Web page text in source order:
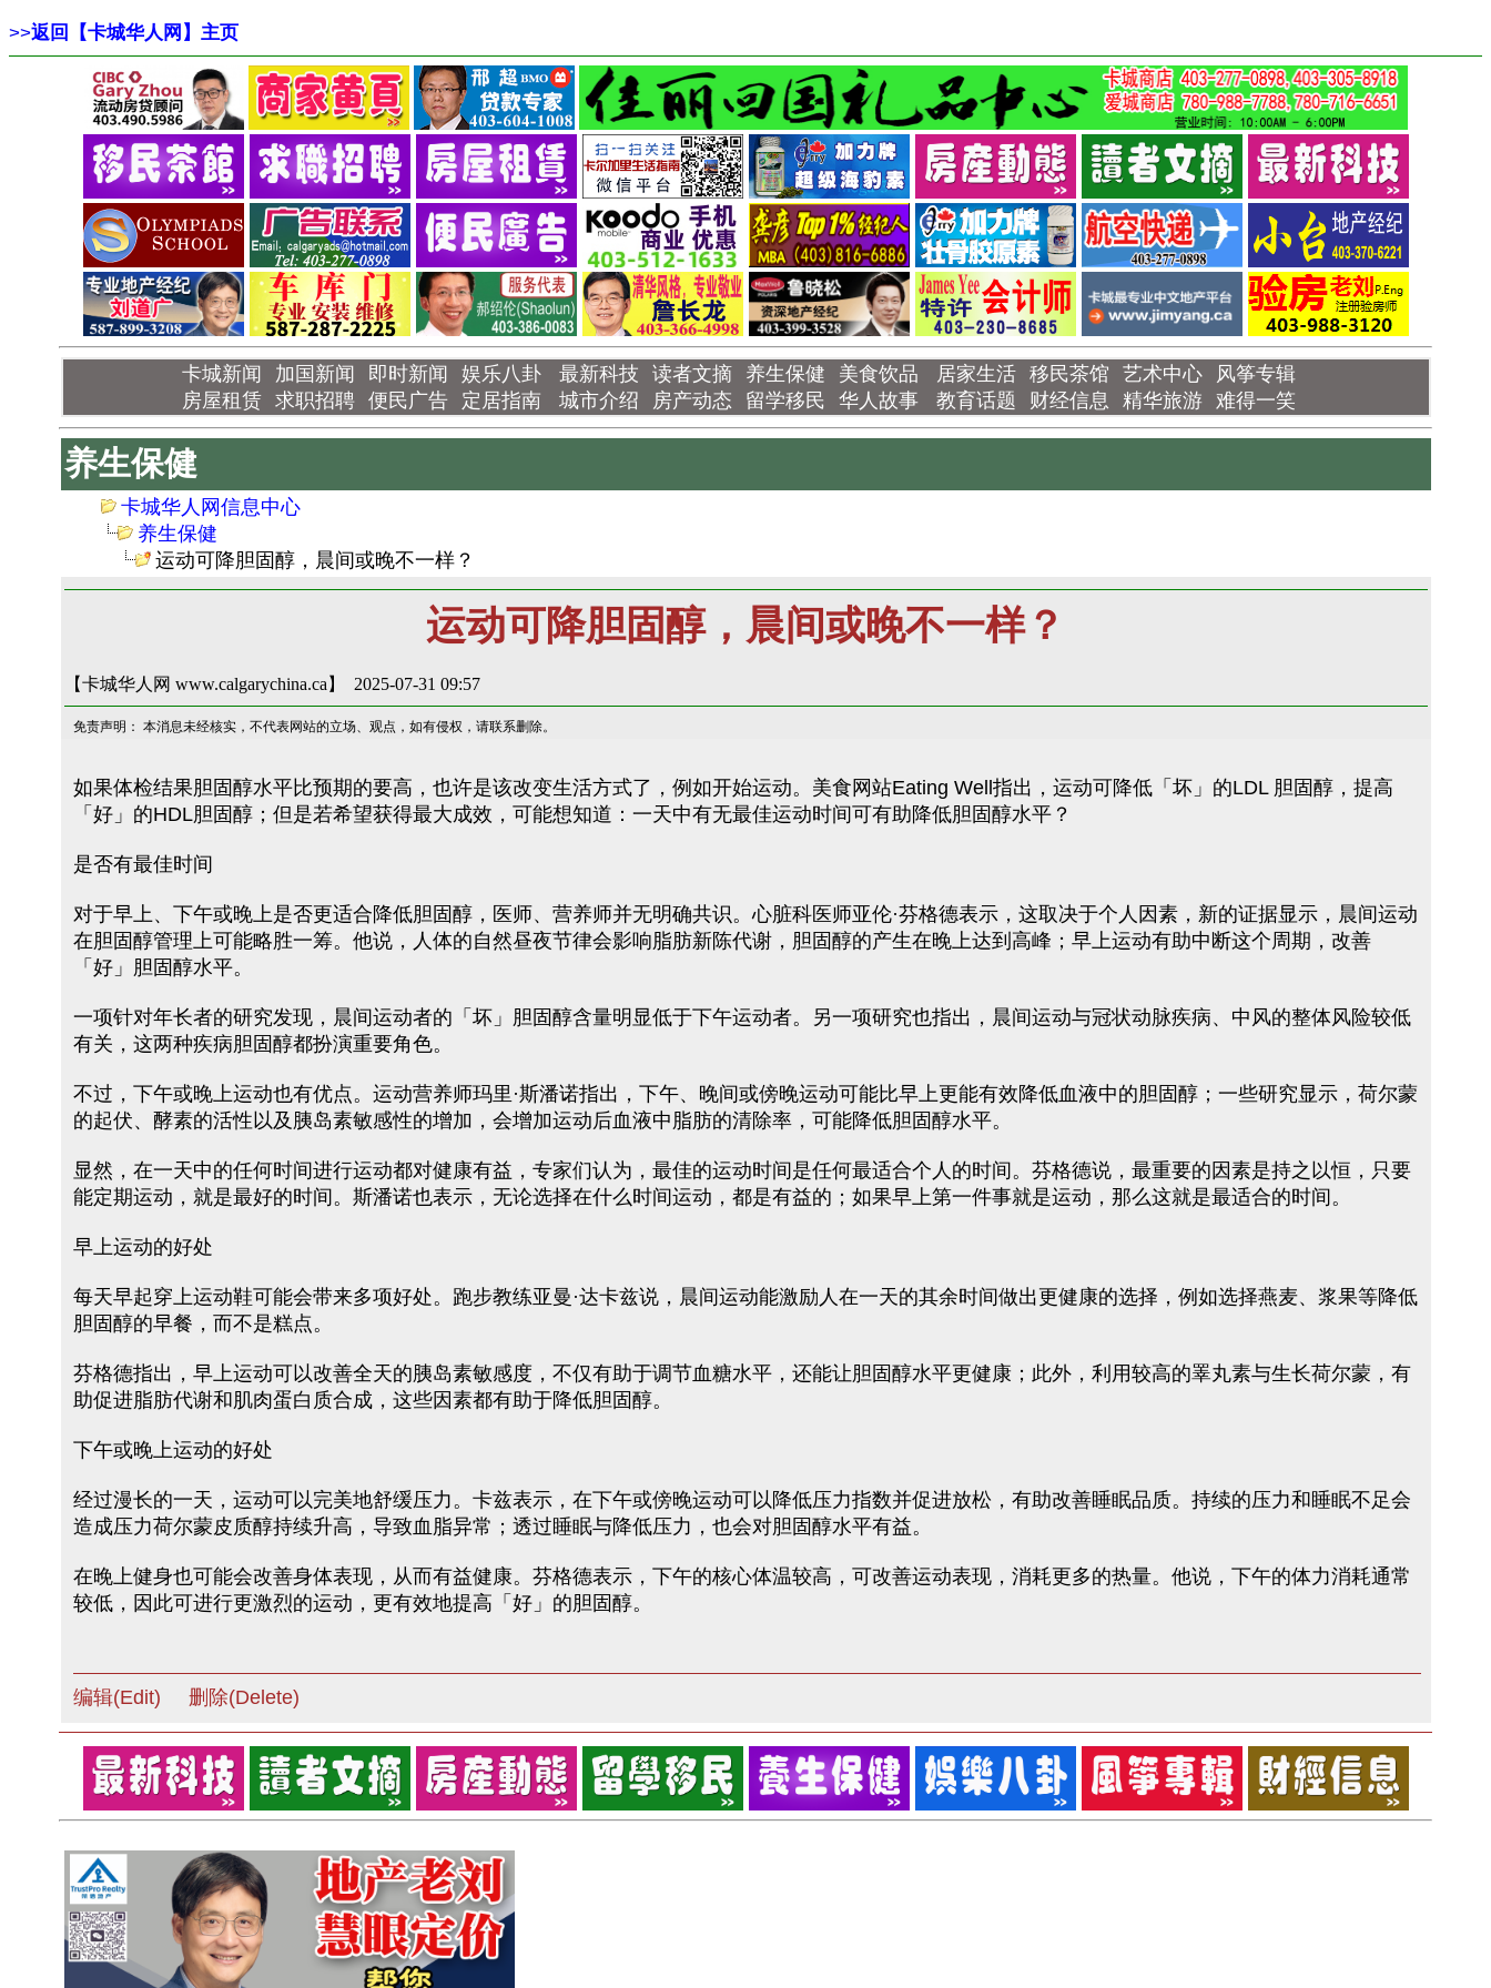
>>返回【卡城华人网】主页
卡城新闻 加国新闻 即时新闻 娱乐八卦 最新科技 读者文摘 养生保健 美食饮品 居家生活 移民茶馆 艺术中心
风筝专辑
房屋租赁 求职招聘 便民广告 定居指南 城市介绍 房产动态 留学移民 华人故事 教育话题 财经信息 精华旅游 难得一笑
养生保健
卡城华人网信息中心
养生保健
运动可降胆固醇，晨间或晚不一样？
运动可降胆固醇，晨间或晚不一样？
【卡城华人网 www.calgarychina.ca】 2025-07-31 09:57
免责声明： 本消息未经核实，不代表网站的立场、观点，如有侵权，请联系删除。
如果体检结果胆固醇水平比预期的要高，也许是该改变生活方式了，例如开始运动。美食网站Eating Well指出，运动可降低「坏」的LDL 胆固醇，提高
「好」的HDL胆固醇；但是若希望获得最大成效，可能想知道：一天中有无最佳运动时间可有助降低胆固醇水平？
是否有最佳时间
对于早上、下午或晚上是否更适合降低胆固醇，医师、营养师并无明确共识。心脏科医师亚伦·芬格德表示，这取决于个人因素，新的证据显示，晨间运动
在胆固醇管理上可能略胜一筹。他说，人体的自然昼夜节律会影响脂肪新陈代谢，胆固醇的产生在晚上达到高峰；早上运动有助中断这个周期，改善
「好」胆固醇水平。
一项针对年长者的研究发现，晨间运动者的「坏」胆固醇含量明显低于下午运动者。另一项研究也指出，晨间运动与冠状动脉疾病、中风的整体风险较低
有关，这两种疾病胆固醇都扮演重要角色。
不过，下午或晚上运动也有优点。运动营养师玛里·斯潘诺指出，下午、晚间或傍晚运动可能比早上更能有效降低血液中的胆固醇；一些研究显示，荷尔蒙
的起伏、酵素的活性以及胰岛素敏感性的增加，会增加运动后血液中脂肪的清除率，可能降低胆固醇水平。
显然，在一天中的任何时间进行运动都对健康有益，专家们认为，最佳的运动时间是任何最适合个人的时间。芬格德说，最重要的因素是持之以恒，只要
能定期运动，就是最好的时间。斯潘诺也表示，无论选择在什么时间运动，都是有益的；如果早上第一件事就是运动，那么这就是最适合的时间。
早上运动的好处
每天早起穿上运动鞋可能会带来多项好处。跑步教练亚曼·达卡兹说，晨间运动能激励人在一天的其余时间做出更健康的选择，例如选择燕麦、浆果等降低
胆固醇的早餐，而不是糕点。
芬格德指出，早上运动可以改善全天的胰岛素敏感度，不仅有助于调节血糖水平，还能让胆固醇水平更健康；此外，利用较高的睪丸素与生长荷尔蒙，有
助促进脂肪代谢和肌肉蛋白质合成，这些因素都有助于降低胆固醇。
下午或晚上运动的好处
经过漫长的一天，运动可以完美地舒缓压力。卡兹表示，在下午或傍晚运动可以降低压力指数并促进放松，有助改善睡眠品质。持续的压力和睡眠不足会
造成压力荷尔蒙皮质醇持续升高，导致血脂异常；透过睡眠与降低压力，也会对胆固醇水平有益。
在晚上健身也可能会改善身体表现，从而有益健康。芬格德表示，下午的核心体温较高，可改善运动表现，消耗更多的热量。他说，下午的体力消耗通常
较低，因此可进行更激烈的运动，更有效地提高「好」的胆固醇。
编辑(Edit) 删除(Delete)